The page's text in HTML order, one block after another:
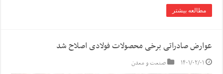
مطالعه بیشتر
عوارض صادراتی برخی محصولات فولادی اصلاح شد
۱۴۰۱/۰۲/۰۱ صنعت و معدن